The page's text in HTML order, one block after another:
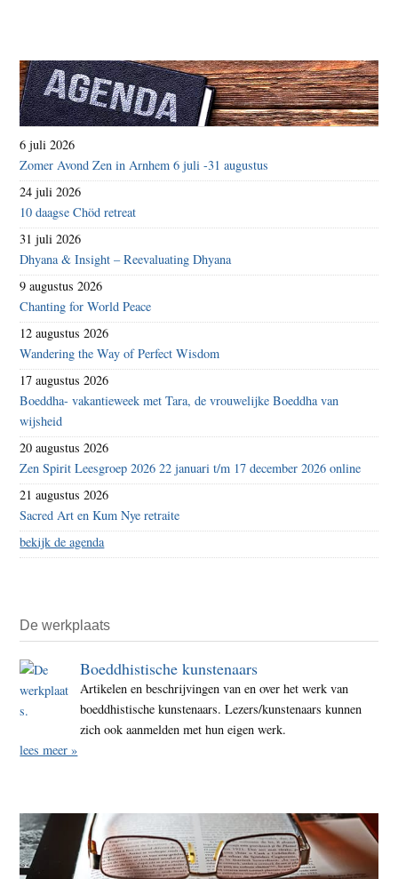
6 juli 2026
Zomer Avond Zen in Arnhem 6 juli -31 augustus
24 juli 2026
10 daagse Chöd retreat
31 juli 2026
Dhyana & Insight – Reevaluating Dhyana
9 augustus 2026
Chanting for World Peace
12 augustus 2026
Wandering the Way of Perfect Wisdom
17 augustus 2026
Boeddha- vakantieweek met Tara, de vrouwelijke Boeddha van
wijsheid
20 augustus 2026
Zen Spirit Leesgroep 2026 22 januari t/m 17 december 2026 online
21 augustus 2026
Sacred Art en Kum Nye retraite
bekijk de agenda
De werkplaats
Boeddhistische kunstenaars
Artikelen en beschrijvingen van en over het werk van
boeddhistische kunstenaars. Lezers/kunstenaars kunnen
zich ook aanmelden met hun eigen werk.
lees meer »